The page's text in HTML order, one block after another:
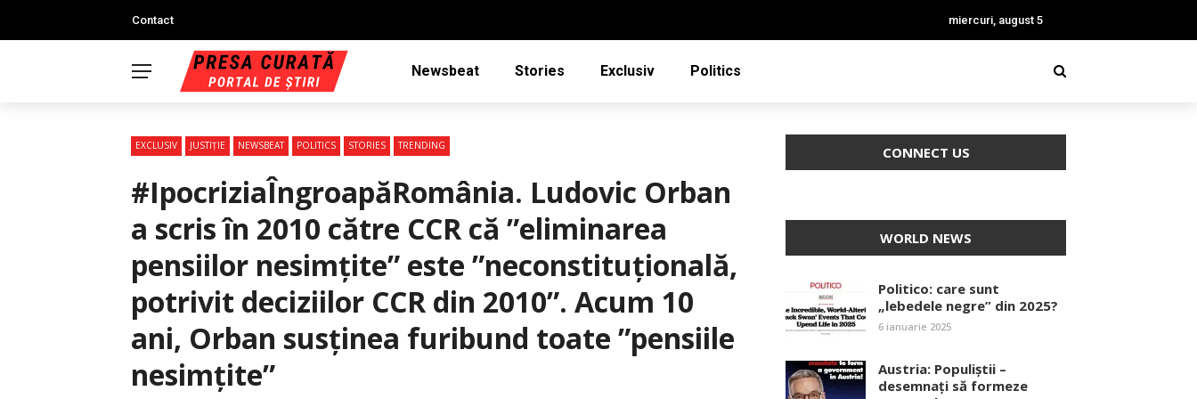
Contact miercuri, august 5
Newsbeat Stories Exclusiv Politics
EXCLUSIV JUSTIŢIE NEWSBEAT POLITICS STORIES TRENDING
#IpocriziaÎngroapăRomânia. Ludovic Orban
a scris în 2010 către CCR că ”eliminarea
pensiilor nesimțite” este ”neconstituțională,
potrivit deciziilor CCR din 2010”. Acum 10
ani, Orban susținea furibund toate ”pensiile
nesimțite”
CONNECT US
WORLD NEWS
Politico: care sunt
„lebedele negre” din 2025?
6 ianuarie 2025
Austria: Populiștii –
desemnați să formeze